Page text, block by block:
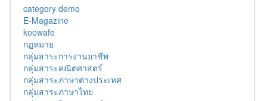
category demo
E-Magazine
koowafe
กฏหมาย
กลุ่มสาระการงานอาชีพ
กลุ่มสาระคณิตศาสตร์
กลุ่มสาระภาษาต่างประเทศ
กลุ่มสาระภาษาไทย